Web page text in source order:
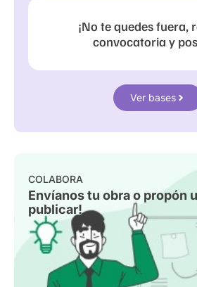
¡No te quedes fuera,
convocatoria y
Ver bases
COLABORA
Envíanos tu obra o propón
publicar!